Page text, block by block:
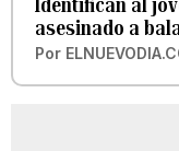
Identifican al
asesinado a
Por